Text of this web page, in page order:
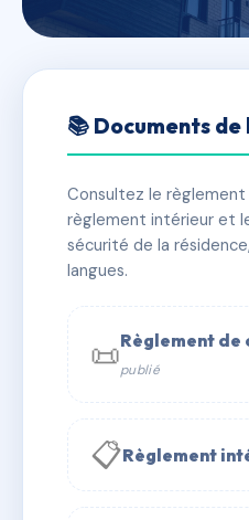
LE COLISEE
✓ Immatriculée 🏠 101
📞 Contacter Syndic
📚 Documents
Consultez le
règlement intérieur et
sécurité de la
langues.
📜Règlement
publié
📋Règlement